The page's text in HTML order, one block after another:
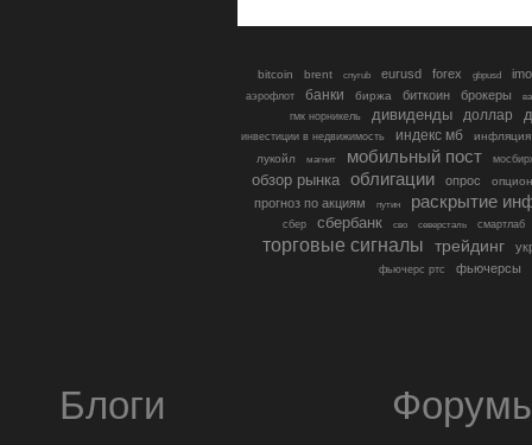
bitcoin brent cnyrub eurusd forex gbpusd
аэрофлот банки биржа биткоин брокеры
гмк норникель
дивиденды доллар
инвестиции в недвижимость индекс мб
инфляция
лукойл
магнит мобильный пост
обзор рынка облигации опрос
прогноз по акциям путин раскрытие
сбер сбербанк сво северсталь смартлаб
торговые сигналы трейдинг
фьючерс ртс фьючерсы
Блоги